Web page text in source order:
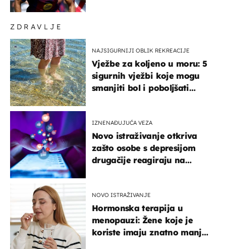
ZDRAVLJE
NAJSIGURNIJI OBLIK REKREACIJE
Vježbe za koljeno u moru: 5
sigurnih vježbi koje mogu
smanjiti bol i poboljšati
IZNENAĐUJUĆA VEZA
Novo istraživanje otkriva
zašto osobe s depresijom
drugačije reagiraju na
NOVO ISTRAŽIVANJE
Hormonska terapija u
menopauzi: Žene koje je
koriste imaju znatno manji